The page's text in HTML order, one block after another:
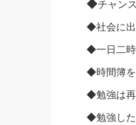
◆チャン
◆社会に出
◆一日二時
◆時間簿を
◆勉強は再
◆勉強した